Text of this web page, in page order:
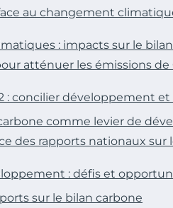
au changement
: impacts sur le
atténuer les émissions de
: concilier développement
comme levier de
des rapports nationaux sur
: défis et
sur le bilan carbone